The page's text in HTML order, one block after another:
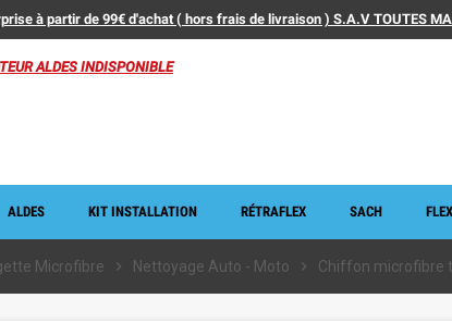
à partir de 99€ d'achat ( hors frais de livraison ) S.A.V TOUTES
ALDES INDISPONIBLE
ALDES KIT INSTALLATION RÉTRAFLEX SACH
Microfibre chevron_right Nettoyage Auto - Moto chevron_right Chiffon microfibre